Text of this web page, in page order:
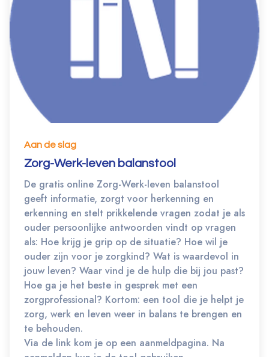
Aan de slag
Zorg-Werk-leven balanstool
De gratis online Zorg-Werk-leven balanstool
geeft informatie, zorgt voor herkenning en
erkenning en stelt prikkelende vragen zodat je als
ouder persoonlijke antwoorden vindt op vragen
als: Hoe krijg je grip op de situatie? Hoe wil je
ouder zijn voor je zorgkind? Wat is waardevol in
jouw leven? Waar vind je de hulp die bij jou past?
Hoe ga je het beste in gesprek met een
zorgprofessional? Kortom: een tool die je helpt je
zorg, werk en leven weer in balans te brengen en
te behouden.
Via de link kom je op een aanmeldpagina. Na